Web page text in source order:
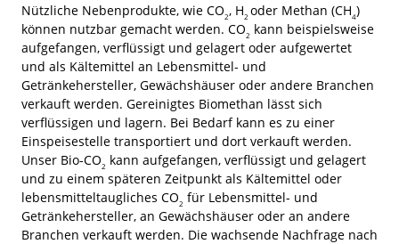
Nützliche Nebenprodukte, wie CO2, H2 oder Methan (CH4)
können nutzbar gemacht werden. CO2 kann beispielsweise
aufgefangen, verflüssigt und gelagert oder aufgewertet
und als Kältemittel an Lebensmittel- und
Getränkehersteller, Gewächshäuser oder andere Branchen
verkauft werden. Gereinigtes Biomethan lässt sich
verflüssigen und lagern. Bei Bedarf kann es zu einer
Einspeisestelle transportiert und dort verkauft werden.
Unser Bio-CO2 kann aufgefangen, verflüssigt und gelagert
und zu einem späteren Zeitpunkt als Kältemittel oder
lebensmitteltaugliches CO2 für Lebensmittel- und
Getränkehersteller, an Gewächshäuser oder an andere
Branchen verkauft werden. Die wachsende Nachfrage nach